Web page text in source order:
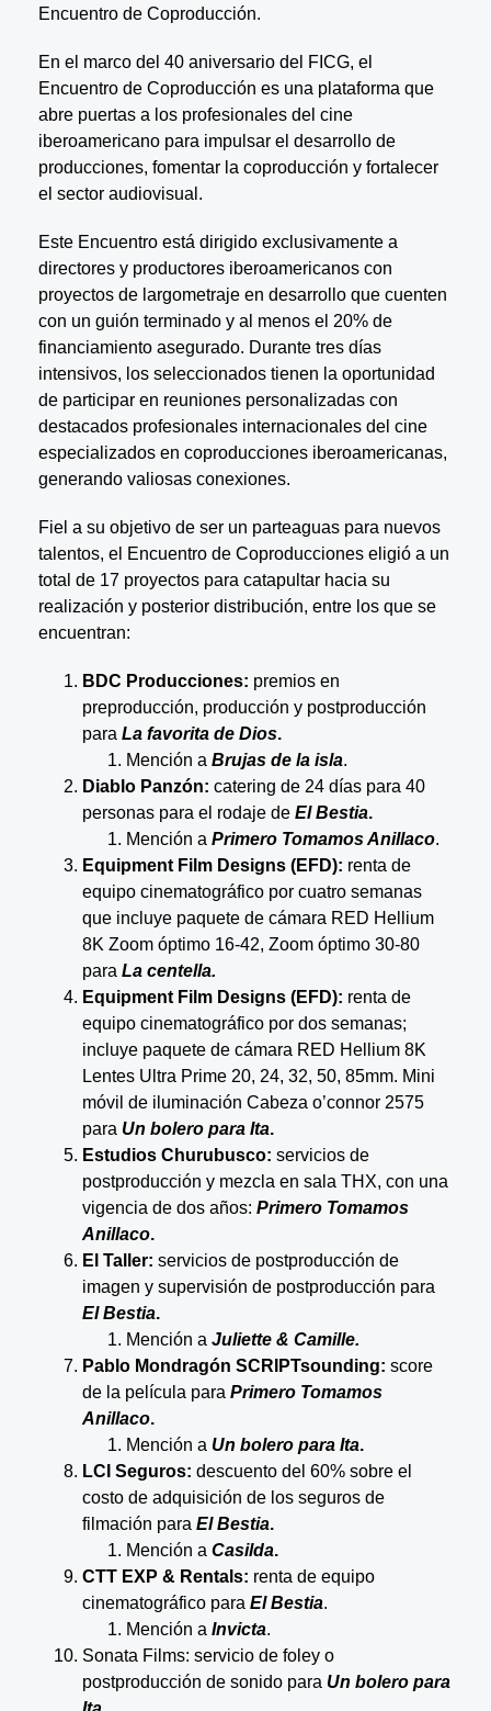
Encuentro de Coproducción.
En el marco del 40 aniversario del FICG, el
Encuentro de Coproducción es una plataforma que
abre puertas a los profesionales del cine
iberoamericano para impulsar el desarrollo de
producciones, fomentar la coproducción y fortalecer
el sector audiovisual.
Este Encuentro está dirigido exclusivamente a
directores y productores iberoamericanos con
proyectos de largometraje en desarrollo que cuenten
con un guión terminado y al menos el 20% de
financiamiento asegurado. Durante tres días
intensivos, los seleccionados tienen la oportunidad
de participar en reuniones personalizadas con
destacados profesionales internacionales del cine
especializados en coproducciones iberoamericanas,
generando valiosas conexiones.
Fiel a su objetivo de ser un parteaguas para nuevos
talentos, el Encuentro de Coproducciones eligió a un
total de 17 proyectos para catapultar hacia su
realización y posterior distribución, entre los que se
encuentran:
BDC Producciones: premios en
preproducción, producción y postproducción
para La favorita de Dios.
Mención a Brujas de la isla.
Diablo Panzón: catering de 24 días para 40
personas para el rodaje de El Bestia.
Mención a Primero Tomamos Anillaco.
Equipment Film Designs (EFD): renta de
equipo cinematográfico por cuatro semanas
que incluye paquete de cámara RED Hellium
8K Zoom óptimo 16-42, Zoom óptimo 30-80
para La centella.
Equipment Film Designs (EFD): renta de
equipo cinematográfico por dos semanas;
incluye paquete de cámara RED Hellium 8K
Lentes Ultra Prime 20, 24, 32, 50, 85mm. Mini
móvil de iluminación Cabeza o’connor 2575
para Un bolero para Ita.
Estudios Churubusco: servicios de
postproducción y mezcla en sala THX, con una
vigencia de dos años: Primero Tomamos
Anillaco.
El Taller: servicios de postproducción de
imagen y supervisión de postproducción para
El Bestia.
Mención aJuliette & Camille.
Pablo Mondragón SCRIPTsounding: score
de la película para Primero Tomamos
Anillaco.
Mención a Un bolero para Ita.
LCI Seguros: descuento del 60% sobre el
costo de adquisición de los seguros de
filmación para El Bestia.
Mención a Casilda.
CTT EXP & Rentals: renta de equipo
cinematográfico para El Bestia.
Mención a Invicta.
Sonata Films: servicio de foley o
postproducción de sonido para Un bolero para